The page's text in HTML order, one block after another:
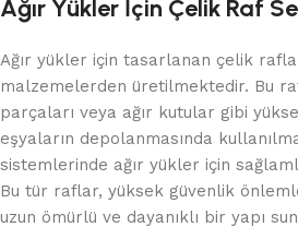
Ağır Yükler İçin Çelik Raf
Ağır yükler için tasarlanan çelik
malzemelerden üretilmektedir. Bu
parçaları veya ağır kutular gibi
eşyaların depolanmasında
sistemlerinde ağır yükler için
Bu tür raflar, yüksek güvenlik
uzun ömürlü ve dayanıklı bir yapı